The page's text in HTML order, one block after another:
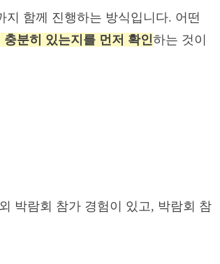
함께 진행하는 방식입니다. 어떤
분히 있는지를 먼저 확인하는 것이
박람회 참가 경험이 있고, 박람회 참